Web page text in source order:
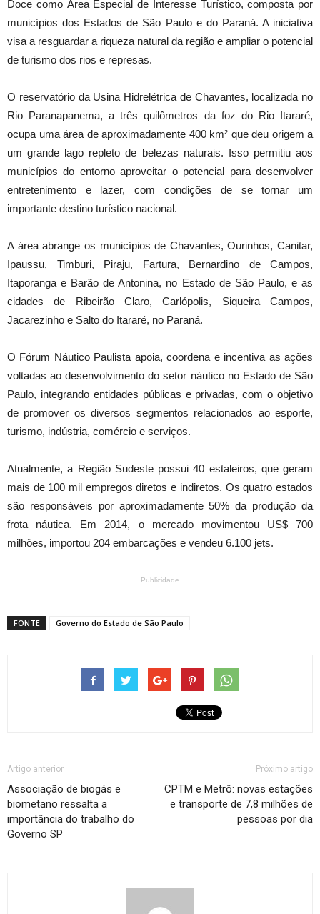
Doce como Área Especial de Interesse Turístico, composta por
municípios dos Estados de São Paulo e do Paraná. A iniciativa
visa a resguardar a riqueza natural da região e ampliar o potencial
de turismo dos rios e represas.
O reservatório da Usina Hidrelétrica de Chavantes, localizada no
Rio Paranapanema, a três quilômetros da foz do Rio Itararé,
ocupa uma área de aproximadamente 400 km² que deu origem a
um grande lago repleto de belezas naturais. Isso permitiu aos
municípios do entorno aproveitar o potencial para desenvolver
entretenimento e lazer, com condições de se tornar um
importante destino turístico nacional.
A área abrange os municípios de Chavantes, Ourinhos, Canitar,
Ipaussu, Timburi, Piraju, Fartura, Bernardino de Campos,
Itaporanga e Barão de Antonina, no Estado de São Paulo, e as
cidades de Ribeirão Claro, Carlópolis, Siqueira Campos,
Jacarezinho e Salto do Itararé, no Paraná.
O Fórum Náutico Paulista apoia, coordena e incentiva as ações
voltadas ao desenvolvimento do setor náutico no Estado de São
Paulo, integrando entidades públicas e privadas, com o objetivo
de promover os diversos segmentos relacionados ao esporte,
turismo, indústria, comércio e serviços.
Atualmente, a Região Sudeste possui 40 estaleiros, que geram
mais de 100 mil empregos diretos e indiretos. Os quatro estados
são responsáveis por aproximadamente 50% da produção da
frota náutica. Em 2014, o mercado movimentou US$ 700
milhões, importou 204 embarcações e vendeu 6.100 jets.
Publicidade
FONTE Governo do Estado de São Paulo
Artigo anterior
Associação de biogás e
biometano ressalta a
importância do trabalho do
Governo SP
Próximo artigo
CPTM e Metrô: novas estações
e transporte de 7,8 milhões de
pessoas por dia